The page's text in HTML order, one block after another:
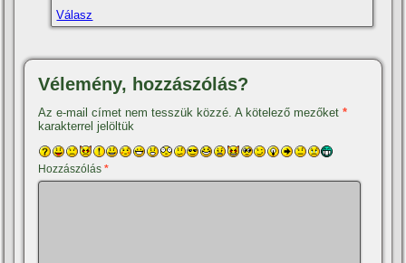
Válasz
Vélemény, hozzászólás?
Az e-mail címet nem tesszük közzé. A kötelező mezőket*
karakterrel jelöltük
Hozzászólás*